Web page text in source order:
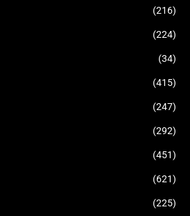
(216)
(224)
(34)
(415)
(247)
(292)
(451)
(621)
(225)